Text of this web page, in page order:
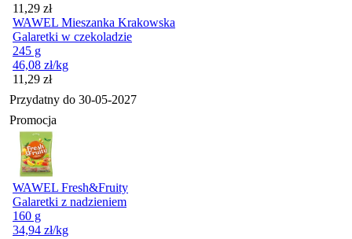
Cena
11,29 zł
WAWEL Mieszanka Krakowska
Galaretki w czekoladzie
245 g
46,08 zł/kg
Cena
11,29 zł
Przydatny do 30-05-2027
Promocja
WAWEL Fresh&Fruity
Galaretki z nadzieniem
160 g
34,94 zł/kg